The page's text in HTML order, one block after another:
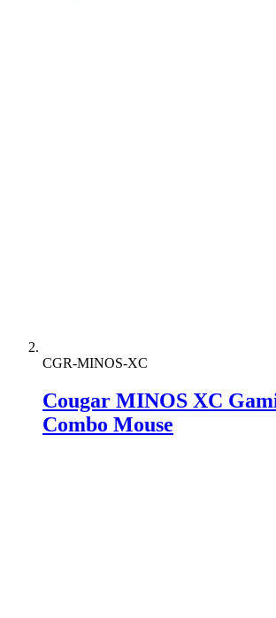
CGR-MINOS-XC
Cougar MINOS XC
Combo Mouse